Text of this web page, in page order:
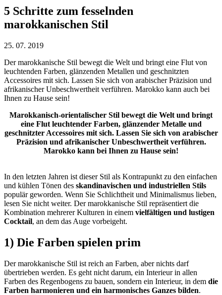
5 Schritte zum fesselnden
marokkanischen Stil
25. 07. 2019
Der marokkanische Stil bewegt die Welt und bringt eine Flut von
leuchtenden Farben, glänzenden Metallen und geschnitzten
Accessoires mit sich. Lassen Sie sich von arabischer Präzision und
afrikanischer Unbeschwertheit verführen. Marokko kann auch bei
Ihnen zu Hause sein!
Marokkanisch-orientalischer Stil bewegt die Welt und bringt
eine Flut leuchtender Farben, glänzender Metalle und
geschnitzter Accessoires mit sich. Lassen Sie sich von arabischer
Präzision und afrikanischer Unbeschwertheit verführen.
Marokko kann bei Ihnen zu Hause sein!
In den letzten Jahren ist dieser Stil als Kontrapunkt zu den einfachen
und kühlen Tönen des skandinavischen und industriellen Stils
populär geworden. Wenn Sie Schlichtheit und Minimalismus lieben,
lesen Sie nicht weiter. Der marokkanische Stil repräsentiert die
Kombination mehrerer Kulturen in einem vielfältigen und lustigen
Cocktail, an dem das Auge vorbeigeht.
1) Die Farben spielen prim
Der marokkanische Stil ist reich an Farben, aber nichts darf
übertrieben werden. Es geht nicht darum, ein Interieur in allen
Farben des Regenbogens zu bauen, sondern ein Interieur, in dem die
Farben harmonieren und ein harmonisches Ganzes bilden.